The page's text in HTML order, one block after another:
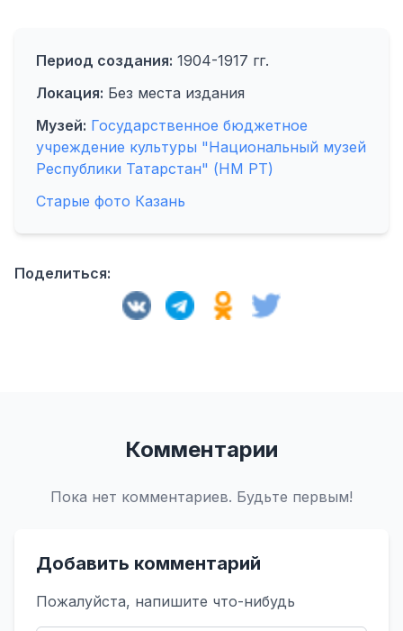
Период создания: 1904-1917 гг.
Локация: Без места издания
Музей: Государственное бюджетное
учреждение культуры "Национальный музей
Республики Татарстан" (НМ РТ)
Старые фото Казань
Поделиться:
Комментарии
Пока нет комментариев. Будьте первым!
Добавить комментарий
Пожалуйста, напишите что-нибудь